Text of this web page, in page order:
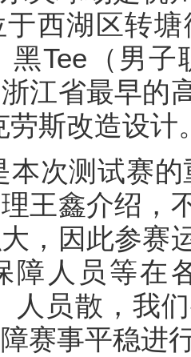
西湖区转
黑Tee（男
江省最早的
劳斯改造设计
本次测试赛
王鑫介绍，
，因此参赛
障人员等在
人员散，我
赛事平稳进